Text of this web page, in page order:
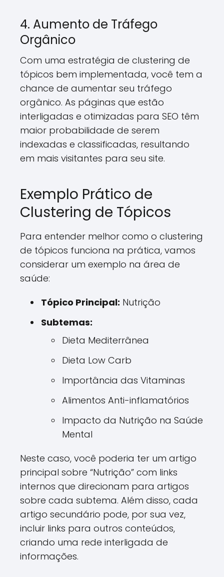
4. Aumento de Tráfego
Orgânico
Com uma estratégia de clustering de
tópicos bem implementada, você tem a
chance de aumentar seu tráfego
orgânico. As páginas que estão
interligadas e otimizadas para SEO têm
maior probabilidade de serem
indexadas e classificadas, resultando
em mais visitantes para seu site.
Exemplo Prático de
Clustering de Tópicos
Para entender melhor como o clustering
de tópicos funciona na prática, vamos
considerar um exemplo na área de
saúde:
Tópico Principal: Nutrição
Subtemas:
Dieta Mediterrânea
Dieta Low Carb
Importância das Vitaminas
Alimentos Anti-inflamatórios
Impacto da Nutrição na Saúde
Mental
Neste caso, você poderia ter um artigo
principal sobre “Nutrição” com links
internos que direcionam para artigos
sobre cada subtema. Além disso, cada
artigo secundário pode, por sua vez,
incluir links para outros conteúdos,
criando uma rede interligada de
informações.